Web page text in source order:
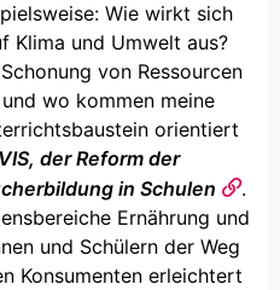
Wie wirkt sich
Klima und Umwelt aus?
von Ressourcen
wo kommen meine
orientiert
der Reform der
in Schulen
.
Ernährung und
und Schülern der Weg
Konsumenten erleichtert